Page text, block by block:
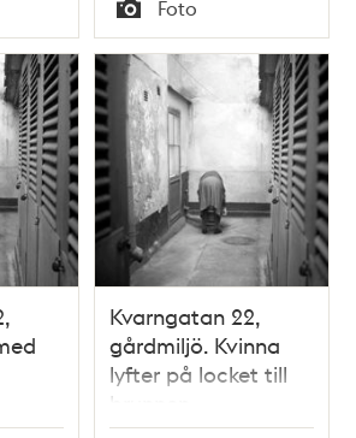
Typ
Foto
Kvarngatan 22,
gårdmiljö. Kvinna
lyfter på locket till
brunnen